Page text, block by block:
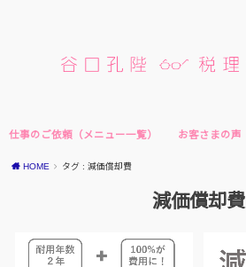
仕事のご依頼（メニュー一覧） お客さまの声
HOME タグ : 減価償却費
減価償却費